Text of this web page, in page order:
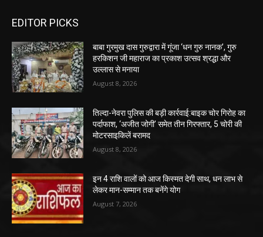
EDITOR PICKS
बाबा गुरमुख दास गुरुद्वारा में गूंजा ‘धन गुरु नानक’, गुरु
हरकिशन जी महाराज का प्रकाश उत्सव श्रद्धा और
उल्लास से मनाया
August 8, 2026
तिल्दा-नेवरा पुलिस की बड़ी कार्रवाई:बाइक चोर गिरोह का
पर्दाफाश, ‘अजीत जोगी’ समेत तीन गिरफ्तार, 5 चोरी की
मोटरसाइकिलें बरामद
August 8, 2026
इन 4 राशि वालों को आज किस्मत देगी साथ, धन लाभ से
लेकर मान-सम्मान तक बनेंगे योग
August 7, 2026